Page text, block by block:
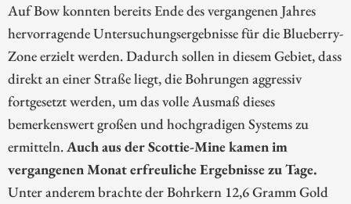
Auf Bow konnten bereits Ende des vergangenen Jahres
hervorragende Untersuchungsergebnisse für die Blueberry-
Zone erzielt werden. Dadurch sollen in diesem Gebiet, dass
direkt an einer Straße liegt, die Bohrungen aggressiv
fortgesetzt werden, um das volle Ausmaß dieses
bemerkenswert großen und hochgradigen Systems zu
ermitteln.Auch aus der Scottie-Mine kamen im
vergangenen Monat erfreuliche Ergebnisse zu Tage.
Unter anderem brachte der Bohrkern 12,6 Gramm Gold